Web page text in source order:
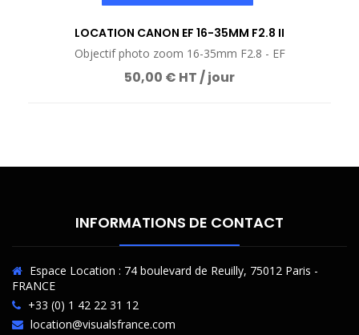
LOCATION CANON EF 16-35MM F2.8 II
Objectif photo zoom 16-35mm F2.8 - EF
50,00 € HT / jour
INFORMATIONS DE CONTACT
Espace Location : 74 boulevard de Reuilly, 75012 Paris -
FRANCE
+33 (0) 1 42 22 31 12
location@visualsfrance.com